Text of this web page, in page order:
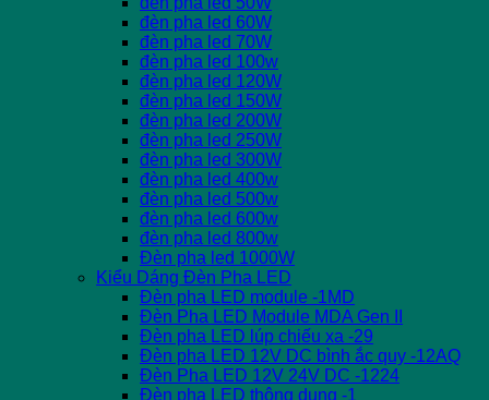
đèn pha led 60W
đèn pha led 70W
đèn pha led 100w
đèn pha led 120W
đèn pha led 150W
đèn pha led 200W
đèn pha led 250W
đèn pha led 300W
đèn pha led 400w
đèn pha led 500w
đèn pha led 600w
đèn pha led 800w
Đèn pha led 1000W
Kiểu Dáng Đèn Pha LED
Đèn pha LED module -1MD
Đèn Pha LED Module MDA Gen II
Đèn pha LED lúp chiếu xa -29
Đèn pha LED 12V DC bình ắc quy -12AQ
Đèn Pha LED 12V 24V DC -1224
Đèn pha LED thông dụng -1